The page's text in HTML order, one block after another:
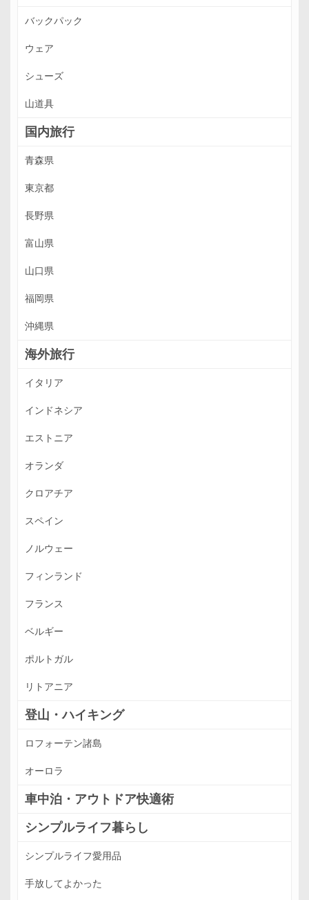
バックパック
ウェア
シューズ
山道具
国内旅行
青森県
東京都
長野県
富山県
山口県
福岡県
沖縄県
海外旅行
イタリア
インドネシア
エストニア
オランダ
クロアチア
スペイン
ノルウェー
フィンランド
フランス
ベルギー
ポルトガル
リトアニア
登山・ハイキング
ロフォーテン諸島
オーロラ
車中泊・アウトドア快適術
シンプルライフ暮らし
シンプルライフ愛用品
手放してよかった